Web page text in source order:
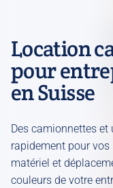
Tous nos services
Location
pour
en Suisse
Des camionnettes
rapidement pour
matériel et
couleurs de votre